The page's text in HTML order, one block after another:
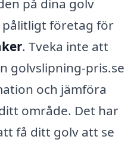
på dina golv
företag för
. Tveka inte att
golvslipning-pris.se
och jämföra
område. Det har
få ditt golv att se